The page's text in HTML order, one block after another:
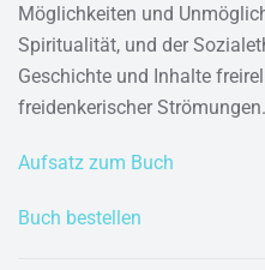
Möglichkeiten und
Spiritualität, und der
Geschichte und Inhalte
freidenkerischer Strömungen.
Aufsatz zum Buch
Buch bestellen